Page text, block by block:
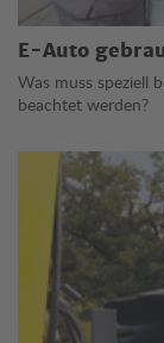
E-Auto
Was muss speziell
beachtet werden?